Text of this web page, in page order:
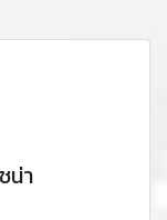
น่า